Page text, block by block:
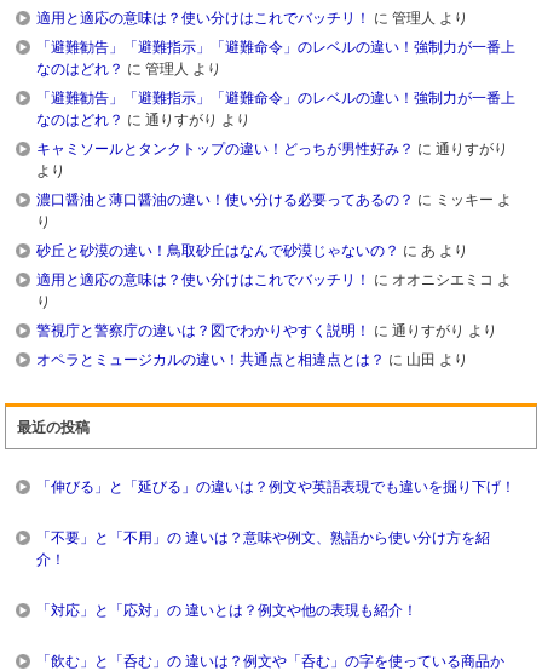
適用と適応の意味は？使い分けはこれでバッチリ！
に管理人 より
「避難勧告」「避難指示」「避難命令」のレベルの違い！強制力が一番上
なのはどれ？ に管理人 より
「避難勧告」「避難指示」「避難命令」のレベルの違い！強制力が一番上
なのはどれ？ に通りすがり より
キャミソールとタンクトップの違い！どっちが男性好み？ に通りすがり
より
濃口醤油と薄口醤油の違い！使い分ける必要ってあるの？ に ミッキー よ
り
砂丘と砂漠の違い！鳥取砂丘はなんで砂漠じゃないの？ に あ より
適用と適応の意味は？使い分けはこれでバッチリ！
に オオニシエミコ よ
り
警視庁と警察庁の違いは？図でわかりやすく説明！
に通りすがり より
オペラとミュージカルの違い！共通点と相違点とは？ に 山田 より
最近の投稿
「伸びる」と「延びる」の違いは？例文や英語表現でも違いを掘り下げ！
「不要」と「不用」の 違いは？意味や例文、熟語から使い分け方を紹
介！
「対応」と「応対」の 違いとは？例文や他の表現も紹介！
「飲む」と「呑む」の 違いは？例文や「呑む」の字を使っている商品か